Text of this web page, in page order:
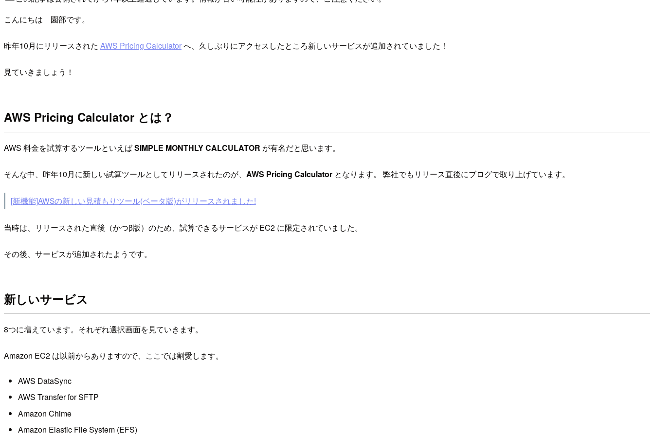
こんにちは 園部です。
昨年10月にリリースされた AWS Pricing Calculatorへ、久しぶりにアクセスしたところ新しいサービスが追加されていました！
見ていきましょう！
AWS Pricing Calculator とは？
AWS 料金を試算するツールといえばSIMPLE MONTHLY CALCULATOR が有名だと思います。
そんな中、昨年10月に新しい試算ツールとしてリリースされたのが、 AWS Pricing Calculator となります。 弊社でもリリース直後にブログで取り上げています。
[新機能]AWSの新しい見積もりツール(ベータ版)がリリースされました!
当時は、リリースされた直後（かつβ版）のため、試算できるサービスが EC2 に限定されていました。
その後、サービスが追加されたようです。
新しいサービス
8つに増えています。それぞれ選択画面を見ていきます。
Amazon EC2 は以前からありますので、ここでは割愛します。
AWS DataSync
AWS Transfer for SFTP
Amazon Chime
Amazon Elastic File System (EFS)